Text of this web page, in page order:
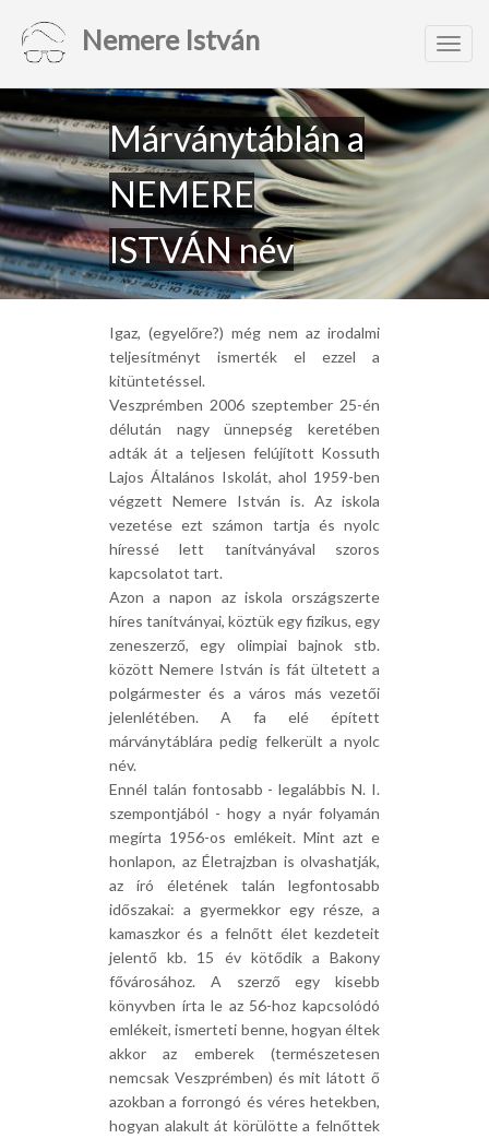
Nemere István
Márványtáblán a
NEMERE
ISTVÁN név
Igaz, (egyelőre?) még nem az irodalmi
teljesítményt ismerték el ezzel a
kitüntetéssel.
Veszprémben 2006 szeptember 25-én
délután nagy ünnepség keretében
adták át a teljesen felújított Kossuth
Lajos Általános Iskolát, ahol 1959-ben
végzett Nemere István is. Az iskola
vezetése ezt számon tartja és nyolc
híressé lett tanítványával szoros
kapcsolatot tart.
Azon a napon az iskola országszerte
híres tanítványai, köztük egy fizikus, egy
zeneszerző, egy olimpiai bajnok stb.
között Nemere István is fát ültetett a
polgármester és a város más vezetői
jelenlétében. A fa elé épített
márványtáblára pedig felkerült a nyolc
név.
Ennél talán fontosabb - legalábbis N. I.
szempontjából - hogy a nyár folyamán
megírta 1956-os emlékeit. Mint azt e
honlapon, az Életrajzban is olvashatják,
az író életének talán legfontosabb
időszakai: a gyermekkor egy része, a
kamaszkor és a felnőtt élet kezdeteit
jelentő kb. 15 év kötődik a Bakony
fővárosához. A szerző egy kisebb
könyvben írta le az 56-hoz kapcsolódó
emlékeit, ismerteti benne, hogyan éltek
akkor az emberek (természetesen
nemcsak Veszprémben) és mit látott ő
azokban a forrongó és véres hetekben,
hogyan alakult át körülötte a felnőttek